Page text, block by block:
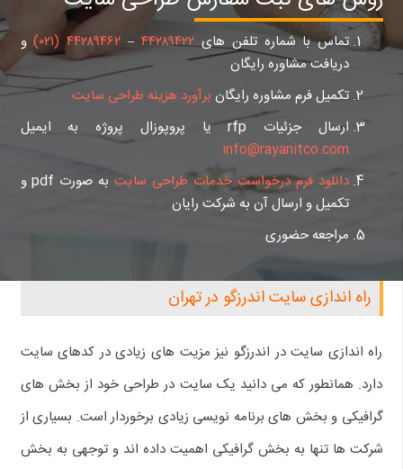
تماس با شماره تلفن های۴۴۲۸۹۴۲۲–۴۴۲۸۹۴۶۲ (۰۲۱)
و
دریافت مشاوره رایگان
تکمیل فرم مشاوره رایگان برآورد هزینه طراحی سایت
ارسال جزئیات rfp یا پروپوزال پروژه به ایمیل
info@rayanitco.com
دانلود فرم درخواست خدمات طراحی سایت
به صورت pdf و
تکمیل و ارسال آن به شرکت رایان
مراجعه حضوری
راه اندازی سایت اندرزگو در تهران
راه اندازی سایت در اندرزگو نیز مزیت های زیادی در کدهای سایت
دارد. همانطور که می دانید یک سایت در طراحی خود از بخش های
گرافیکی و بخش های برنامه نویسی زیادی برخوردار است. بسیاری از
شرکت ها تنها به بخش گرافیکی اهمیت داده اند و توجهی به بخش